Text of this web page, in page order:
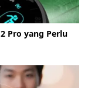
Pro yang Perlu